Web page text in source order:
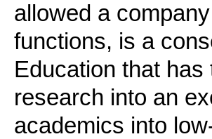
allowed a
functions, is a
Education that has
research into an
academics into